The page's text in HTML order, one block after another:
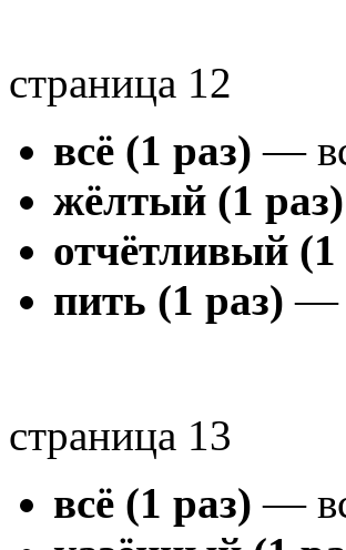
страница 12
всё (1 раз) —
жёлтый (1 раз)
отчётливый (1
пить (1 раз) —
страница 13
всё (1 раз) —